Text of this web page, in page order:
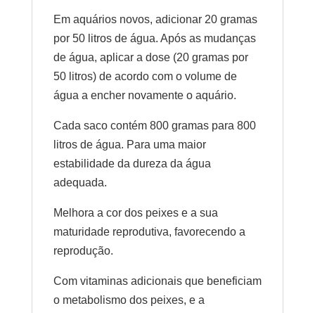
Em aquários novos, adicionar 20 gramas
por 50 litros de água. Após as mudanças
de água, aplicar a dose (20 gramas por
50 litros) de acordo com o volume de
água a encher novamente o aquário.
Cada saco contém 800 gramas para 800
litros de água. Para uma maior
estabilidade da dureza da água
adequada.
Melhora a cor dos peixes e a sua
maturidade reprodutiva, favorecendo a
reprodução.
Com vitaminas adicionais que beneficiam
o metabolismo dos peixes, e a